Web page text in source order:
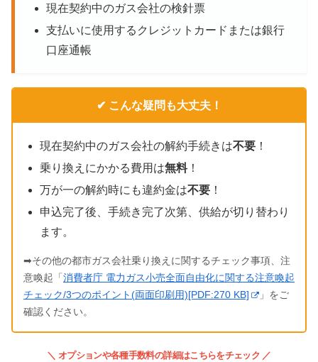
現在契約中のガス会社の検針票
支払いに使用するクレジットカードまたは銀行
口座通帳
✔ こんな疑問も大丈夫！
現在契約中のガス会社の解約手続きは不要 ！
乗り換えにかかる費用は無料！
万が一の解約時にも違約金は不要 ！
申込完了後、手続き完了次第、供給が切り替わり
ます。
➡その他の都市ガス会社乗り換えに関するチェック事項、注
意喚起「 消費者庁 電力ガス小売全面自由化に関する注意喚起
チェック/3つのポイント(両面印刷用)[PDF:270 KB]
」をご
確認ください。
＼ オプションや各種手数料の詳細はこちらをチェック ／